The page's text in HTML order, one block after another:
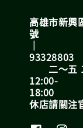
高雄市新興
號
｜
二～五
12:00-
休店請關注